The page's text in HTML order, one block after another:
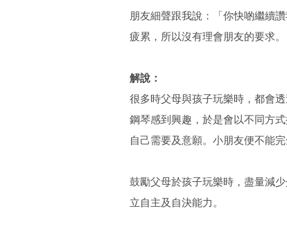
朋友細聲跟我說：「你快啲繼續
疲累，所以沒有理會朋友的要求。
解說：
很多時父母與孩子玩樂時，都會
鋼琴感到興趣，於是會以不同方
自己需要及意願。小朋友便不能
鼓勵父母於孩子玩樂時，盡量減
立自主及自決能力。